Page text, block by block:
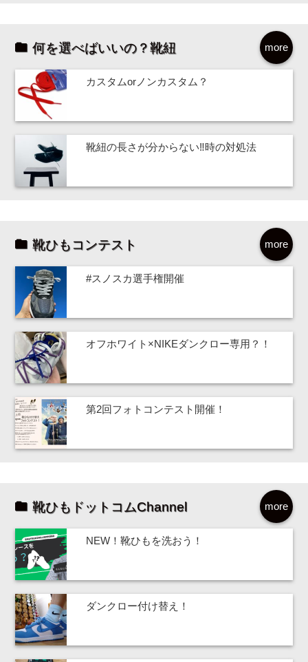
more
何を選べばいいの？靴紐
カスタムorノンカスタム？
靴紐の長さが分からない‼時の対処法
more
靴ひもコンテスト
#スノスカ選手権開催
オフホワイト×NIKEダンクロー専用？！
第2回フォトコンテスト開催！
more
靴ひもドットコムChannel
NEW！靴ひもを洗おう！
ダンクロー付け替え！